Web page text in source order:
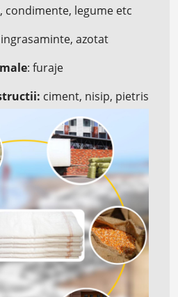
condimente, legume etc
ingrasaminte, azotat
: furaje
ciment, nisip, pietris